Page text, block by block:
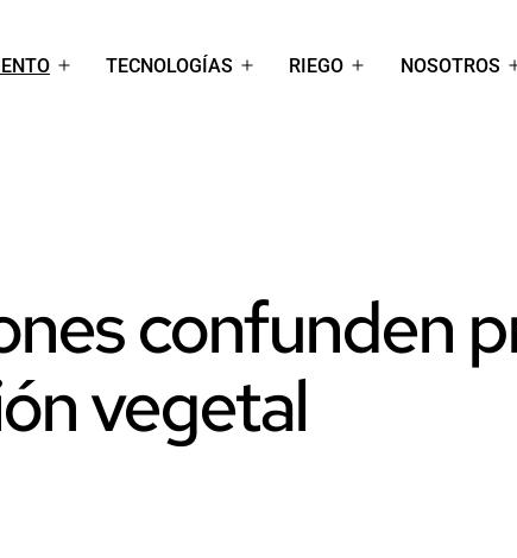
Abrir
TECNOLOGÍAS
Abrir
RIEGO
Abrir
NOSOTROS
confunden
vegetal